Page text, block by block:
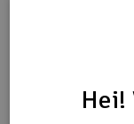
Use for T-REX
Hei!